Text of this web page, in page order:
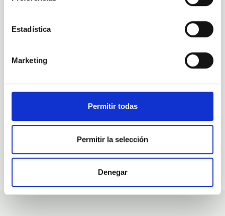
Estadística
Marketing
Permitir todas
Permitir la selección
Denegar
At the IAC we're always
talent.